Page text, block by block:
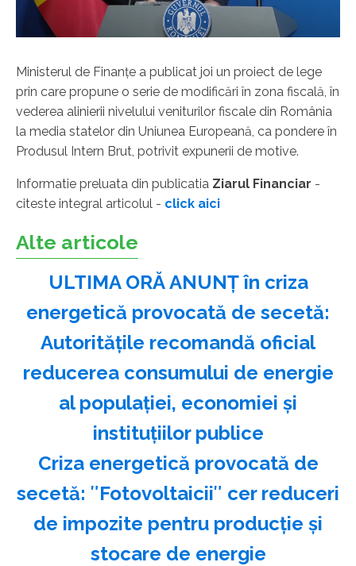
Ministerul de Finanţe a publicat joi un proiect de lege
prin care propune o serie de modificări în zona fiscală, în
vederea alinierii nivelului veniturilor fiscale din România
la media statelor din Uniunea Europeană, ca pondere în
Produsul Intern Brut, potrivit expunerii de motive.
Informatie preluata din publicatia Ziarul Financiar -
citeste integral articolul - click aici
Alte articole
ULTIMA ORĂ ANUNȚ în criza
energetică provocată de secetă:
Autoritățile recomandă oficial
reducerea consumului de energie
al populației, economiei și
instituțiilor publice
Criza energetică provocată de
secetă: ″Fotovoltaicii″ cer reduceri
de impozite pentru producție și
stocare de energie